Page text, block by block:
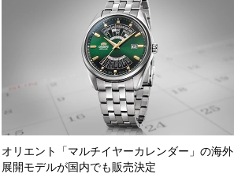
オリエント「マルチイヤーカレンダー」の海外
展開モデルが国内でも販売決定